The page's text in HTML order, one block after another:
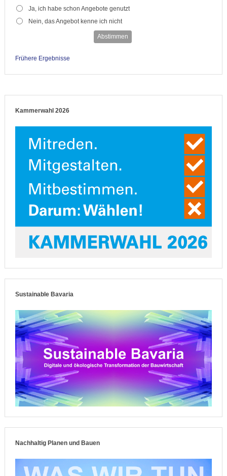
Ja, ich habe schon Angebote genutzt
Nein, das Angebot kenne ich nicht
Abstimmen
Frühere Ergebnisse
Kammerwahl 2026
Sustainable Bavaria
Nachhaltig Planen und Bauen